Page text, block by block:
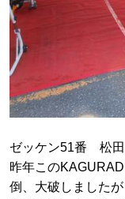
ゼッケン51番 松田
昨年この
倒、大破しましたが